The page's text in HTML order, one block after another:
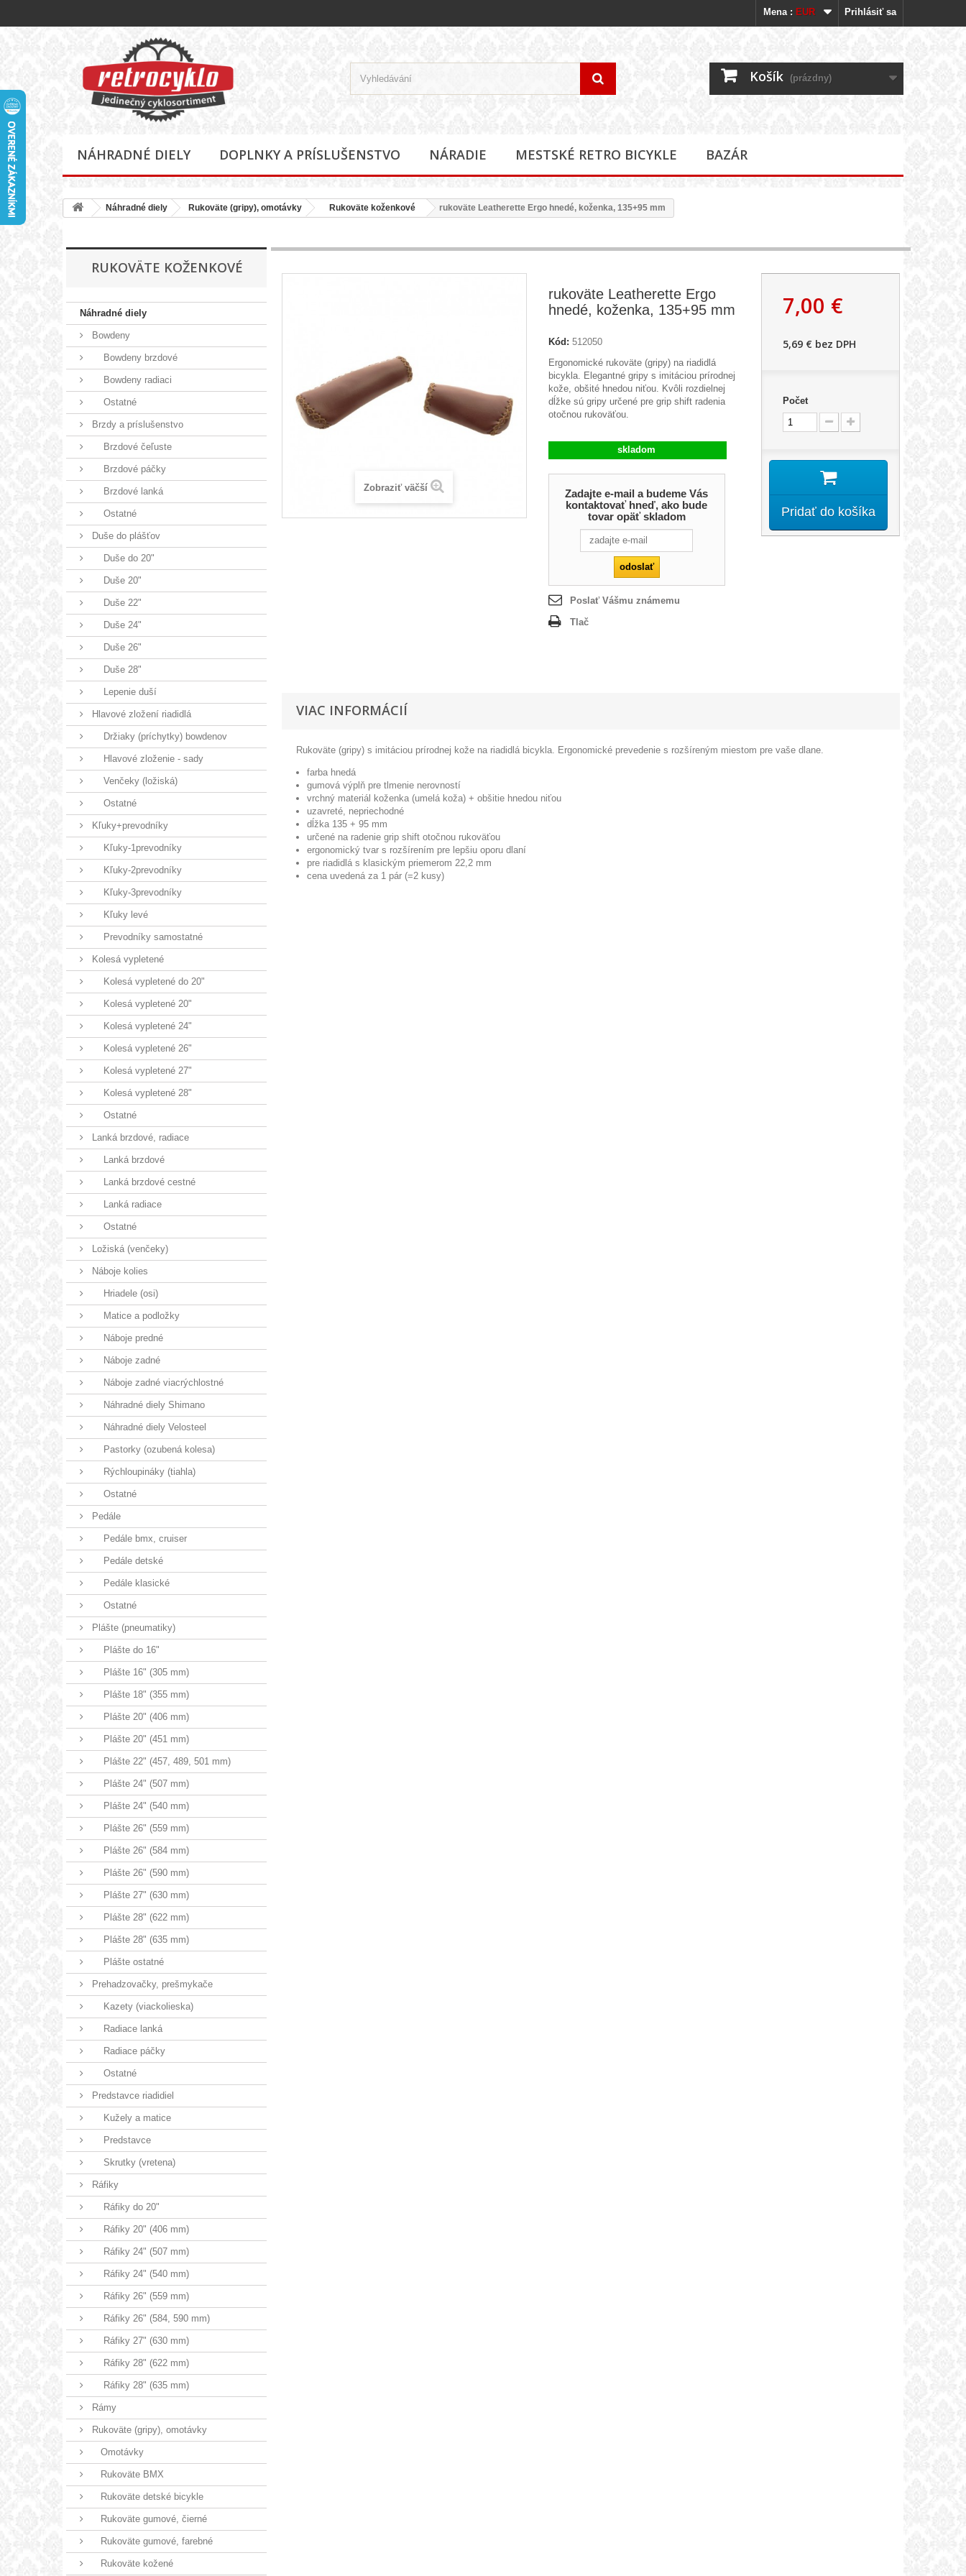
Prihlásiť sa
Mena : EUR
Košík (prázdny)
NÁHRADNÉ DIELY DOPLNKY A PRÍSLUŠENSTVO NÁRADIE MESTSKÉ RETRO BICYKLE BAZÁR
Náhradné diely Rukoväte (gripy), omotávky Rukoväte koženkové rukoväte Leatherette Ergo hnedé, koženka, 135+95 mm
RUKOVÄTE KOŽENKOVÉ
Náhradné diely
Bowdeny
Bowdeny brzdové
Bowdeny radiaci
Ostatné
Brzdy a príslušenstvo
Brzdové čeľuste
Brzdové páčky
Brzdové lanká
Ostatné
Duše do plášťov
Duše do 20"
Duše 20"
Duše 22"
Duše 24"
Duše 26"
Duše 28"
Lepenie duší
Hlavové zložení riadidlá
Držiaky (príchytky) bowdenov
Hlavové zloženie - sady
Venčeky (ložiská)
Ostatné
Kľuky+prevodníky
Kľuky-1prevodníky
Kľuky-2prevodníky
Kľuky-3prevodníky
Kľuky levé
Prevodníky samostatné
Kolesá vypletené
Kolesá vypletené do 20"
Kolesá vypletené 20"
Kolesá vypletené 24"
Kolesá vypletené 26"
Kolesá vypletené 27"
Kolesá vypletené 28"
Ostatné
Lanká brzdové, radiace
Lanká brzdové
Lanká brzdové cestné
Lanká radiace
Ostatné
Ložiská (venčeky)
Náboje kolies
Hriadele (osi)
Matice a podložky
Náboje predné
Náboje zadné
Náboje zadné viacrýchlostné
Náhradné diely Shimano
Náhradné diely Velosteel
Pastorky (ozubená kolesa)
Rýchloupináky (tiahla)
Ostatné
Pedále
Pedále bmx, cruiser
Pedále detské
Pedále klasické
Ostatné
Plášte (pneumatiky)
Plášte do 16"
Plášte 16" (305 mm)
Plášte 18" (355 mm)
Plášte 20" (406 mm)
Plášte 20" (451 mm)
Plášte 22" (457, 489, 501 mm)
Plášte 24" (507 mm)
Plášte 24" (540 mm)
Plášte 26" (559 mm)
Plášte 26" (584 mm)
Plášte 26" (590 mm)
Plášte 27" (630 mm)
Plášte 28" (622 mm)
Plášte 28" (635 mm)
Plášte ostatné
Prehadzovačky, prešmykače
Kazety (viackolieska)
Radiace lanká
Radiace páčky
Ostatné
Predstavce riadidiel
Kužely a matice
Predstavce
Skrutky (vretena)
Ráfiky
Ráfiky do 20"
Ráfiky 20" (406 mm)
Ráfiky 24" (507 mm)
Ráfiky 24" (540 mm)
Ráfiky 26" (559 mm)
Ráfiky 26" (584, 590 mm)
Ráfiky 27" (630 mm)
Ráfiky 28" (622 mm)
Ráfiky 28" (635 mm)
Rámy
Rukoväte (gripy), omotávky
Omotávky
Rukoväte BMX
Rukoväte detské bicykle
Rukoväte gumové, čierné
Rukoväte gumové, farebné
Rukoväte kožené
Zobraziť väčší
rukoväte Leatherette Ergo
hnedé, koženka, 135+95 mm
Kód: 512050
Ergonomické rukoväte (gripy) na riadidlá
bicykla. Elegantné gripy s imitáciou prírodnej
kože, obšité hnedou niťou. Kvôli rozdielnej
dĺžke sú gripy určené pre grip shift radenia
otočnou rukoväťou.
skladom
Zadajte e-mail a budeme Vás
kontaktovať hneď, ako bude
tovar opäť skladom
Poslať Vášmu známemu
Tlač
7,00 €
5,69 € bez DPH
Počet
Pridať do košíka
VIAC INFORMÁCIÍ
Rukoväte (gripy) s imitáciou prírodnej kože na riadidlá bicykla. Ergonomické prevedenie s rozšíreným miestom pre vaše dlane.
farba hnedá
gumová výplň pre tlmenie nerovností
vrchný materiál koženka (umelá koža) + obšitie hnedou niťou
uzavreté, nepriechodné
dĺžka 135 + 95 mm
určené na radenie grip shift otočnou rukoväťou
ergonomický tvar s rozšírením pre lepšiu oporu dlaní
pre riadidlá s klasickým priemerom 22,2 mm
cena uvedená za 1 pár (=2 kusy)